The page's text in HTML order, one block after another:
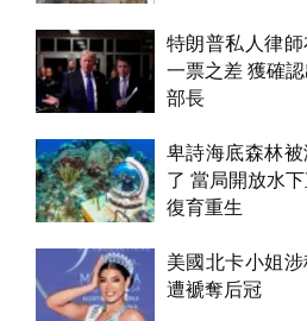
特朗普私人律師
一票之差 獲確
部長
卑詩海底森林
了 當局開放水
復育重生
美國北卡小姐
遭褫奪后冠